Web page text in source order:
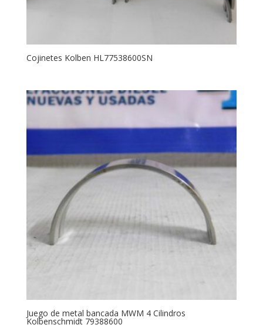
Cojinetes Kolben HL77538600SN
Juego de metal bancada MWM 4 Cilindros
Kolbenschmidt 79388600